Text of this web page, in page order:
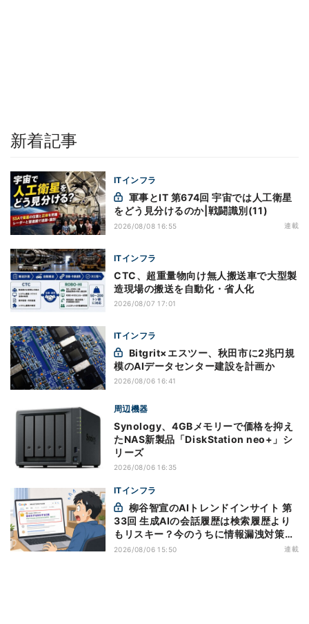
新着記事
ITインフラ
をどう見分けるのか|戦闘識別(11)
2026/08/08 16:55 連載
ITインフラ
CTC、超重量物向け無人搬送車で大型製
造現場の搬送を自動化・省人化
2026/08/07 17:01
ITインフラ
模のAIデータセンター建設を計画か
2026/08/06 16:41
周辺機器
Synology、4GBメモリーで価格を抑え
たNAS新製品「DiskStation neo+」シ
リーズ
2026/08/06 16:35
ITインフラ
33回 生成AIの会話履歴は検索履歴より
もリスキー？今のうちに情報漏洩対策を
万全にしておこう
2026/08/06 15:50 連載